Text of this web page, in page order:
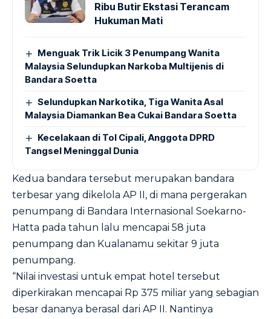
Ribu Butir Ekstasi Terancam
Hukuman Mati
Menguak Trik Licik 3 Penumpang Wanita
Malaysia Selundupkan Narkoba Multijenis di
Bandara Soetta
Selundupkan Narkotika, Tiga Wanita Asal
Malaysia Diamankan Bea Cukai Bandara Soetta
Kecelakaan di Tol Cipali, Anggota DPRD
Tangsel Meninggal Dunia
Kedua bandara tersebut merupakan bandara
terbesar yang dikelola AP II, di mana pergerakan
penumpang di Bandara Internasional Soekarno-
Hatta pada tahun lalu mencapai 58 juta
penumpang dan Kualanamu sekitar 9 juta
penumpang.
“Nilai investasi untuk empat hotel tersebut
diperkirakan mencapai Rp 375 miliar yang sebagian
besar dananya berasal dari AP II. Nantinya